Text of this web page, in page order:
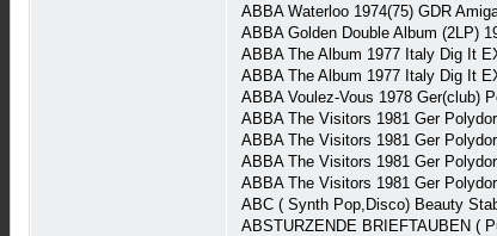
ABBA Waterloo 1974(75) GDR
ABBA Golden Double Album (2LP)
ABBA The Album 1977 Italy Dig It
ABBA The Album 1977 Italy Dig It
ABBA Voulez-Vous 1978 Ger(club)
ABBA The Visitors 1981 Ger
ABBA The Visitors 1981 Ger
ABBA The Visitors 1981 Ger
ABBA The Visitors 1981 Ger
ABC ( Synth Pop,Disco) Beauty
ABSTURZENDE BRIEFTAUBEN (